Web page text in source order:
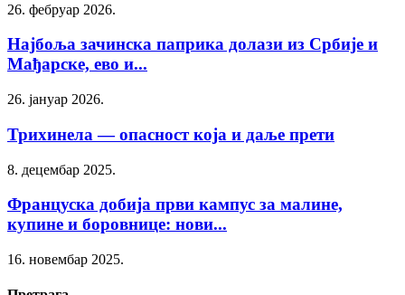
26. фебруар 2026.
Најбоља зачинска паприка долази из Србије и
Мађарске, ево и...
26. јануар 2026.
Трихинела — опасност која и даље прети
8. децембар 2025.
Француска добија први кампус за малине,
купине и боровнице: нови...
16. новембар 2025.